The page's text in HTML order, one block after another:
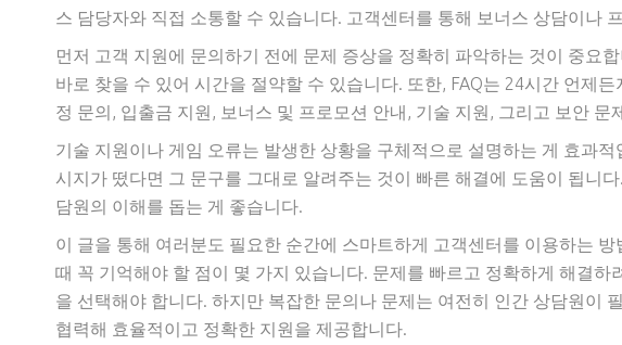
스 담당자와 직접 소통할 수 있습니다. 고객센터를 통해 보너스 상담이나
먼저 고객 지원에 문의하기 전에 문제 증상을 정확히 파악하는 것이 중요
바로 찾을 수 있어 시간을 절약할 수 있습니다. 또한, FAQ는 24시간 언제
정 문의, 입출금 지원, 보너스 및 프로모션 안내, 기술 지원, 그리고 보안 문
기술 지원이나 게임 오류는 발생한 상황을 구체적으로 설명하는 게 효과
시지가 떴다면 그 문구를 그대로 알려주는 것이 빠른 해결에 도움이 됩니
담원의 이해를 돕는 게 좋습니다.
이 글을 통해 여러분도 필요한 순간에 스마트하게 고객센터를 이용하는
때 꼭 기억해야 할 점이 몇 가지 있습니다. 문제를 빠르고 정확하게 해결하
을 선택해야 합니다. 하지만 복잡한 문의나 문제는 여전히 인간 상담원이
협력해 효율적이고 정확한 지원을 제공합니다.